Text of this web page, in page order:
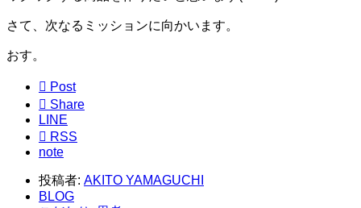
さて、次なるミッションに向かいます。
おす。
 Post
 Share
LINE
 RSS
note
投稿者: AKITO YAMAGUCHI
BLOG